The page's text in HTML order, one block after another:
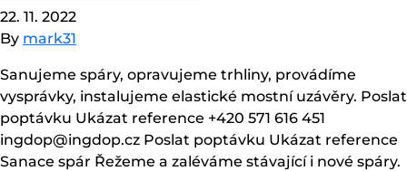
22. 11. 2022
By mark31
Sanujeme spáry, opravujeme trhliny, provádíme
vysprávky, instalujeme elastické mostní uzávěry. Poslat
poptávku Ukázat reference +420 571 616 451
ingdop@ingdop.cz Poslat poptávku Ukázat reference
Sanace spár Řežeme a zaléváme stávající i nové spáry.